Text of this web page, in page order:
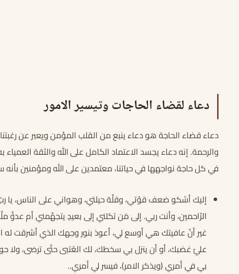
دعاء لقضاء الحاجات وتيسير الامور
دعاء قضاء الحاجة هو دعاء ينبع من القلب المؤمن ويعبر عن رغبتنا
والرحمة. إنه دعاء يجسد الاعتماد الكامل على الله والثقة العمياء
في كل حاجة نواجهها في حياتنا، معتمدين على الله ومؤمنين بأنه
إليك أشكو ضعف قوّتي، وقلَّة حيلتي، وهواني على الناس، يا
الرّاحمين، وأنت ربي. إلى مَن تكلني إلى بعيدٍ يتجهَّمني أم
غير أنّ عافيتك هي أوسع لي، أعوذ بنور وجهك الذي أشرقت له
عليّ غضبك، أو أن ينزل بي سخطك، لك العُتبى حتّى ترضى، ولا
بي في أمري (ويذكر الامر)، فيسر لي أمري..